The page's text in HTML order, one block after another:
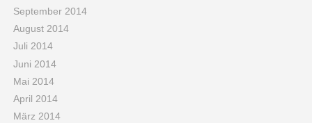
September 2014
August 2014
Juli 2014
Juni 2014
Mai 2014
April 2014
März 2014